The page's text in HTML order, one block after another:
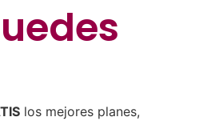
los mejores planes,